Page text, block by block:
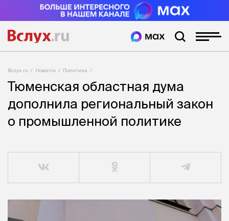
Вслух.ru Новости Политика
Тюменская областная дума
дополнила региональный закон
о промышленной политике